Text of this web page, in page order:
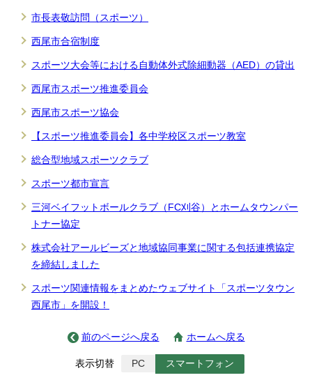
市長表敬訪問（スポーツ）
西尾市合宿制度
スポーツ大会等における自動体外式除細動器（AED）の貸出
西尾市スポーツ推進委員会
西尾市スポーツ協会
【スポーツ推進委員会】各中学校区スポーツ教室
総合型地域スポーツクラブ
スポーツ都市宣言
三河ベイフットボールクラブ（FC刈谷）とホームタウンパー
トナー協定
株式会社アールビーズと地域協同事業に関する包括連携協定
を締結しました
スポーツ関連情報をまとめたウェブサイト「スポーツタウン
西尾市」を開設！
前のページへ戻る ホームへ戻る
表示切替 PC スマートフォン